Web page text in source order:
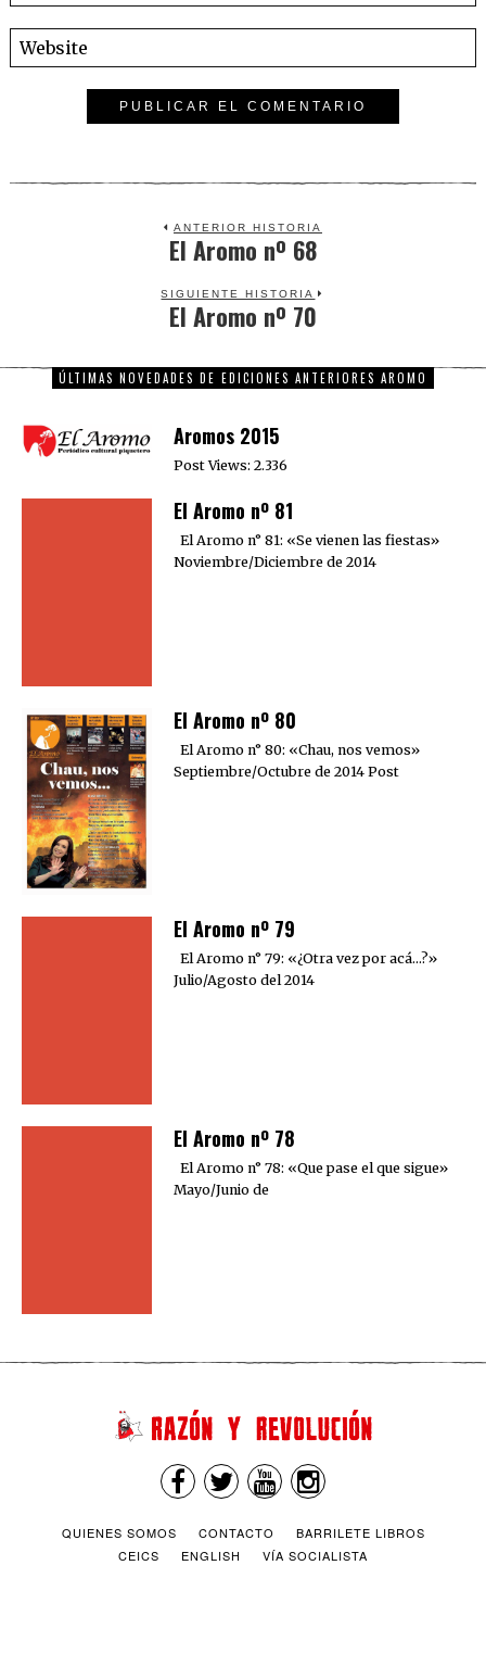
ANTERIOR HISTORIA
Previous
El Aromo nº 68
SIGUIENTE HISTORIA
Next
El Aromo nº 70
ÚLTIMAS NOVEDADES DE EDICIONES ANTERIORES AROMO
Aromos 2015
Post Views: 2.336
El Aromo nº 81
El Aromo n° 81: «Se vienen las fiestas»
Noviembre/Diciembre de 2014
El Aromo nº 80
El Aromo n° 80: «Chau, nos vemos»
Septiembre/Octubre de 2014 Post
El Aromo nº 79
El Aromo n° 79: «¿Otra vez por acá…?»
Julio/Agosto del 2014
El Aromo nº 78
El Aromo n° 78: «Que pase el que sigue»
Mayo/Junio de
QUIENES SOMOS CONTACTO
BARRILETE LIBROS
CEICS
ENGLISH VÍA SOCIALISTA